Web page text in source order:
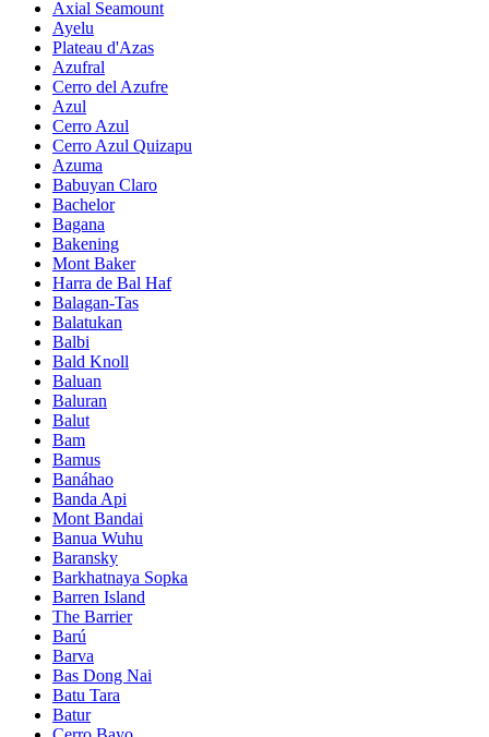
Axial Seamount
Ayelu
Plateau d'Azas
Azufral
Cerro del Azufre
Azul
Cerro Azul
Cerro Azul Quizapu
Azuma
Babuyan Claro
Bachelor
Bagana
Bakening
Mont Baker
Harra de Bal Haf
Balagan-Tas
Balatukan
Balbi
Bald Knoll
Baluan
Baluran
Balut
Bam
Bamus
Banáhao
Banda Api
Mont Bandai
Banua Wuhu
Baransky
Barkhatnaya Sopka
Barren Island
The Barrier
Barú
Barva
Bas Dong Nai
Batu Tara
Batur